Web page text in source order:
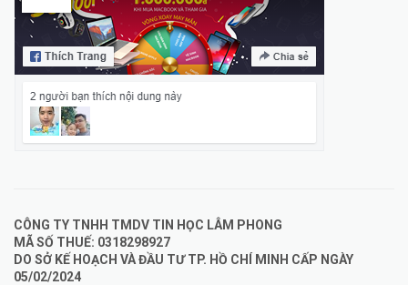
CÔNG TY TNHH TMDV TIN HỌC LÂM PHONG
MÃ SỐ THUẾ: 0318298927
DO SỞ KẾ HOẠCH VÀ ĐẦU TƯ TP. HỒ CHÍ MINH CẤP NGÀY
05/02/2024